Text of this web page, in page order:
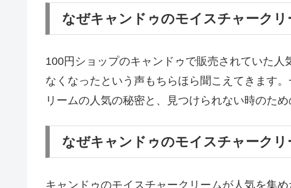
なぜキャンドゥのモイスチャーク
100円ショップのキャンドゥで販売されていた
なくなったという声もちらほら聞こえてきます
リームの人気の秘密と、見つけられない時のため
なぜキャンドゥのモイスチャークリ
キャンドゥのモイスチャークリームが人気を集め